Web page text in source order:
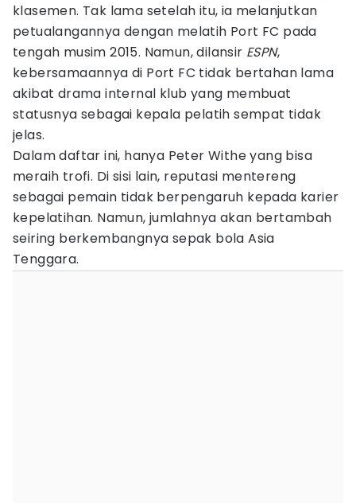
klasemen. Tak lama setelah itu, ia melanjutkan
petualangannya dengan melatih Port FC pada
tengah musim 2015. Namun, dilansir ESPN,
kebersamaannya di Port FC tidak bertahan lama
akibat drama internal klub yang membuat
statusnya sebagai kepala pelatih sempat tidak
jelas.
Dalam daftar ini, hanya Peter Withe yang bisa
meraih trofi. Di sisi lain, reputasi mentereng
sebagai pemain tidak berpengaruh kepada karier
kepelatihan. Namun, jumlahnya akan bertambah
seiring berkembangnya sepak bola Asia
Tenggara.